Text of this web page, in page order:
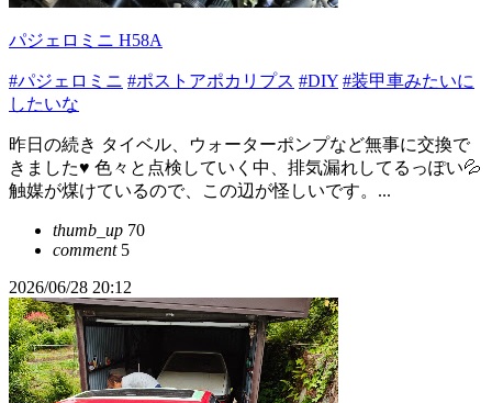
パジェロミニ H58A
#パジェロミニ #ポストアポカリプス #DIY #装甲車みたいに
したいな
昨日の続き タイベル、ウォーターポンプなど無事に交換で
きました♥ 色々と点検していく中、排気漏れしてるっぽい💦
触媒が煤けているので、この辺が怪しいです。...
thumb_up 70
comment5
2026/06/28 20:12